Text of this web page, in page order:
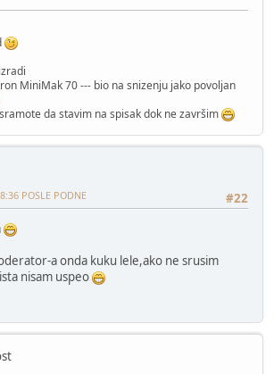
MiniMak 70 --- bio na snizenju jako povoljan
da stavim na spisak dok ne završim
#22
POSLE PODNE
a onda kuku lele,ako ne srusim
nisam uspeo